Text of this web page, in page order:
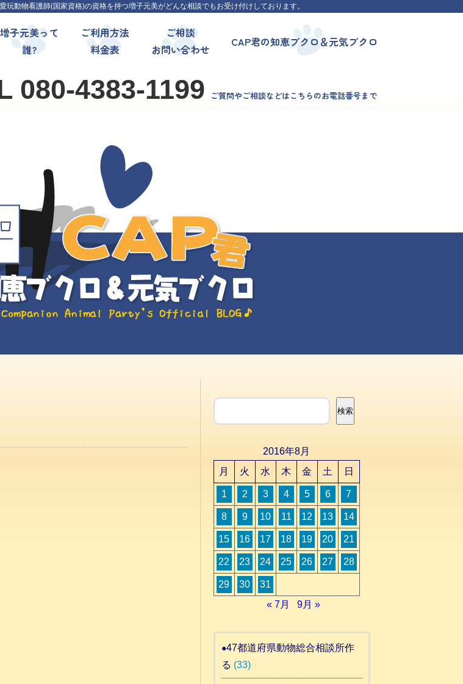
動物看護師(国家資格)の資格を持つ増子元美がどんな相談でもお受け付けしております。
増子元美って
誰?
ご利用方法
料金表
ご相談
お問い合わせ
CAP君の知恵ブクロ＆元気ブクロ
080-4383-1199 ご質問やご相談などはこちらのお電話番号まで
検索
検索
2016年8月
月
火 水 木 金 土 日
1 2 3 4 5 6 7
8 9 10 11 12 13 14
15 16 17 18 19 20 21
22 23 24 25 26 27 28
29 30
31
« 7月
9月 »
47都道府県動物総合相談所作
る (33)